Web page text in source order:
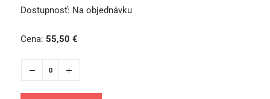
Dostupnosť: Na objednávku
Cena: 55,50 €